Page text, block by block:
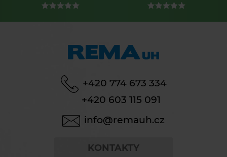
+420 774 673 334
+420 603 115 091
info@remauh.cz
KONTAKTY